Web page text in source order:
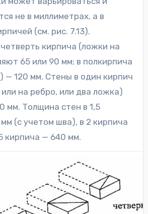
не в миллиметрах, а в
(см. рис. 7.13).
кирпича (ложки на
65 или 90 мм; в полкирпича
— 120 мм. Стены в один кирпич
на ребро, или два ложка)
мм. Толщина стен в 1,5
(с учетом шва), в 2 кирпича
кирпича — 640 мм.